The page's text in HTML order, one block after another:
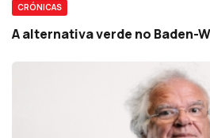
CRÓNICAS
A alternativa verde no Baden-